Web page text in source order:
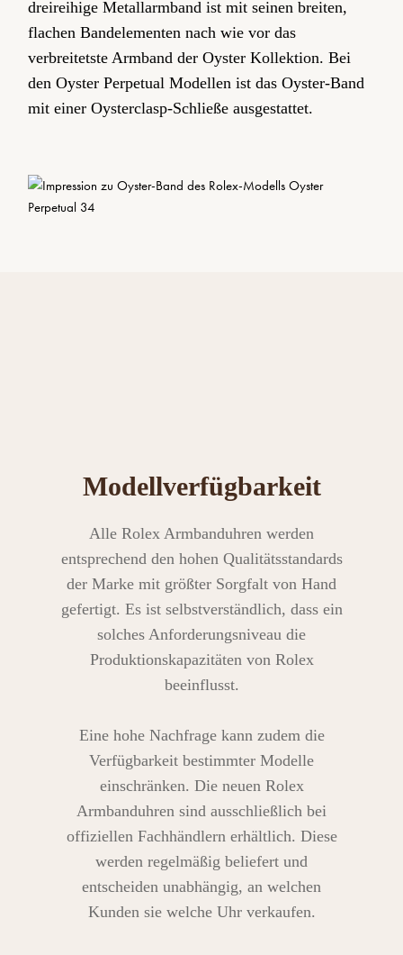
dreireihige Metallarmband ist mit seinen breiten,
flachen Bandelementen nach wie vor das
verbreitetste Armband der Oyster Kollektion. Bei
den Oyster Perpetual Modellen ist das Oyster-Band
mit einer Oysterclasp-Schließe ausgestattet.
Modellverfügbarkeit
Alle Rolex Armbanduhren werden
entsprechend den hohen Qualitätsstandards
der Marke mit größter Sorgfalt von Hand
gefertigt. Es ist selbstverständlich, dass ein
solches Anforderungsniveau die
Produktionskapazitäten von Rolex
beeinflusst.
Eine hohe Nachfrage kann zudem die
Verfügbarkeit bestimmter Modelle
einschränken. Die neuen Rolex
Armbanduhren sind ausschließlich bei
offiziellen Fachhändlern erhältlich. Diese
werden regelmäßig beliefert und
entscheiden unabhängig, an welchen
Kunden sie welche Uhr verkaufen.